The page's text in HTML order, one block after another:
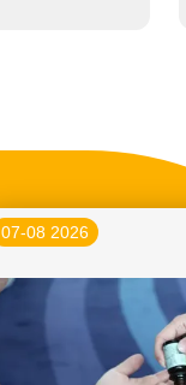
07-08 2026